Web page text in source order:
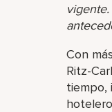
Con
Ritz-
tiempo,